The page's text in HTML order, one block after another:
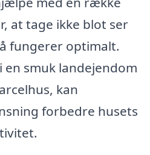
at tage ikke blot ser
fungerer optimalt.
en smuk landejendom
kan
forbedre husets